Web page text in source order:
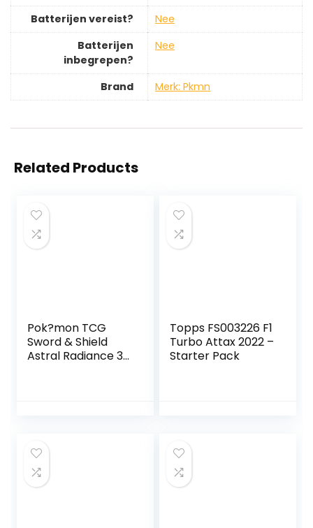
Batterijen vereist?
‎Nee
Batterijen
inbegrepen?
‎Nee
Brand Merk: Pkmn
Related Products
Pok?mon TCG
Sword & Shield
Astral Radiance 3
Topps FS003226 F1
Turbo Attax 2022 –
Starter Pack